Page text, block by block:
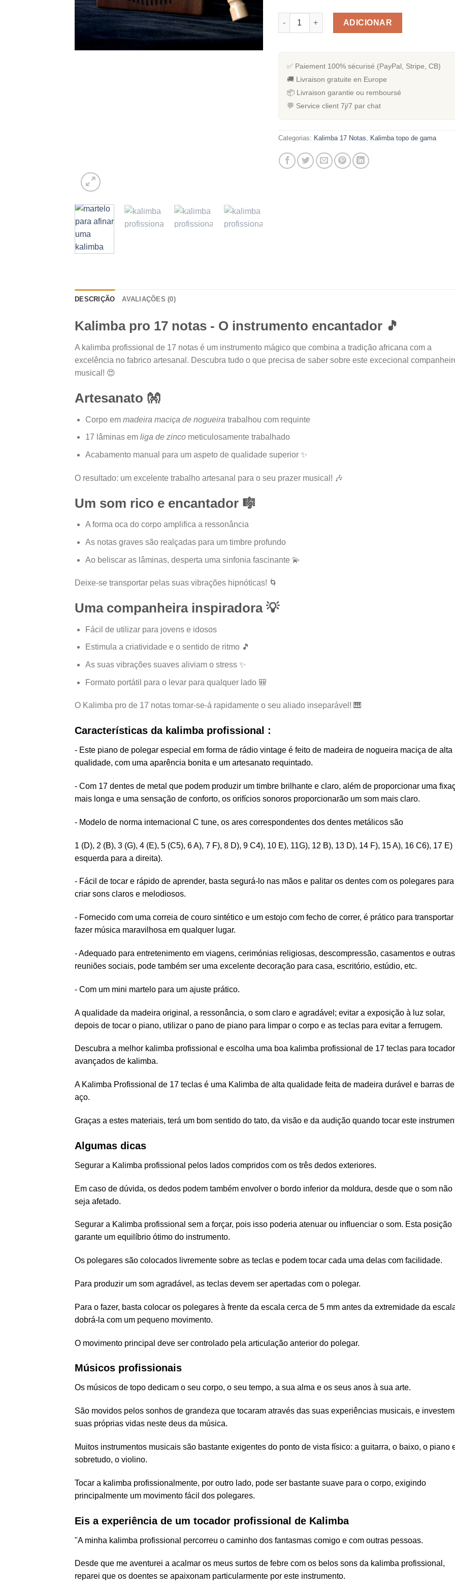
Quantidade de Kalimba Professionnel 17 notes
ADICIONAR
✅ Paiement 100% sécurisé (PayPal, Stripe, CB)
🚚 Livraison gratuite en Europe
📦 Livraison garantie ou remboursé
💬 Service client 7j/7 par chat
Categorias: Kalimba 17 Notas Kalimba topo de gama
DESCRIÇÃO AVALIAÇÕES (0)
Kalimba pro 17 notas - O instrumento encantador 🎵
A kalimba profissional de 17 notas é um instrumento mágico que combina a tradição africana com a
excelência no fabrico artesanal. Descubra tudo o que precisa de saber sobre este excecional
musical! 😍
Artesanato 👐
Corpo em madeira maciça de nogueira trabalhou com requinte
17 lâminas em liga de zincometiculosamente trabalhado
Acabamento manual para um aspeto de qualidade superior ✨
O resultado: um excelente trabalho artesanal para o seu prazer musical! 🎶
Um som rico e encantador 🎼
A forma oca do corpo amplifica a ressonância
As notas graves são realçadas para um timbre profundo
Ao beliscar as lâminas, desperta uma sinfonia fascinante 💫
Deixe-se transportar pelas suas vibrações hipnóticas! 🌀
Uma companheira inspiradora 💡
Fácil de utilizar para jovens e idosos
Estimula a criatividade e o sentido de ritmo 🎵
As suas vibrações suaves aliviam o stress ✨
Formato portátil para o levar para qualquer lado 🎒
O Kalimba pro de 17 notas tornar-se-á rapidamente o seu aliado inseparável! 🎹
Características da kalimba profissional :
- Este piano de polegar especial em forma de rádio vintage é feito de madeira de nogueira maciça de alta
qualidade, com uma aparência bonita e um artesanato requintado.
- Com 17 dentes de metal que podem produzir um timbre brilhante e claro, além de proporcionar uma
mais longa e uma sensação de conforto, os orifícios sonoros proporcionarão um som mais claro.
- Modelo de norma internacional C tune, os ares correspondentes dos dentes metálicos são
1 (D), 2 (B), 3 (G), 4 (E), 5 (C5), 6 A), 7 F), 8 D), 9 C4), 10 E), 11G), 12 B), 13 D), 14 F), 15 A), 16 C6), 17 E)
esquerda para a direita).
- Fácil de tocar e rápido de aprender, basta segurá-lo nas mãos e palitar os dentes com os polegares para
criar sons claros e melodiosos.
- Fornecido com uma correia de couro sintético e um estojo com fecho de correr, é prático para transportar
fazer música maravilhosa em qualquer lugar.
- Adequado para entretenimento em viagens, cerimónias religiosas, descompressão, casamentos e outras
reuniões sociais, pode também ser uma excelente decoração para casa, escritório, estúdio, etc.
- Com um mini martelo para um ajuste prático.
A qualidade da madeira original, a ressonância, o som claro e agradável; evitar a exposição à luz solar,
depois de tocar o piano, utilizar o pano de piano para limpar o corpo e as teclas para evitar a ferrugem.
Descubra a melhor kalimba profissional e escolha uma boa kalimba profissional de 17 teclas para
avançados de kalimba.
A Kalimba Profissional de 17 teclas é uma Kalimba de alta qualidade feita de madeira durável e barras de
aço.
Graças a estes materiais, terá um bom sentido do tato, da visão e da audição quando tocar este
Algumas dicas
Segurar a Kalimba profissional pelos lados compridos com os três dedos exteriores.
Em caso de dúvida, os dedos podem também envolver o bordo inferior da moldura, desde que o som não
seja afetado.
Segurar a Kalimba profissional sem a forçar, pois isso poderia atenuar ou influenciar o som. Esta posição
garante um equilíbrio ótimo do instrumento.
Os polegares são colocados livremente sobre as teclas e podem tocar cada uma delas com facilidade.
Para produzir um som agradável, as teclas devem ser apertadas com o polegar.
Para o fazer, basta colocar os polegares à frente da escala cerca de 5 mm antes da extremidade da
dobrá-la com um pequeno movimento.
O movimento principal deve ser controlado pela articulação anterior do polegar.
Músicos profissionais
Os músicos de topo dedicam o seu corpo, o seu tempo, a sua alma e os seus anos à sua arte.
São movidos pelos sonhos de grandeza que tocaram através das suas experiências musicais, e
suas próprias vidas neste deus da música.
Muitos instrumentos musicais são bastante exigentes do ponto de vista físico: a guitarra, o baixo, o piano
sobretudo, o violino.
Tocar a kalimba profissionalmente, por outro lado, pode ser bastante suave para o corpo, exigindo
principalmente um movimento fácil dos polegares.
Eis a experiência de um tocador profissional de Kalimba
"A minha kalimba profissional percorreu o caminho dos fantasmas comigo e com outras pessoas.
Desde que me aventurei a acalmar os meus surtos de febre com os belos sons da kalimba profissional,
reparei que os doentes se apaixonam particularmente por este instrumento.